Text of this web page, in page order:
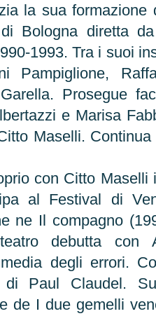
la sua formazione
Bologna diretta
1993. Tra i suoi
Pampiglione,
Prosegue
e Marisa
Maselli.
con Citto Maselli
al Festival di
ne Il compagno
debutta con
degli errori.
Paul Claudel.
de I due gemelli